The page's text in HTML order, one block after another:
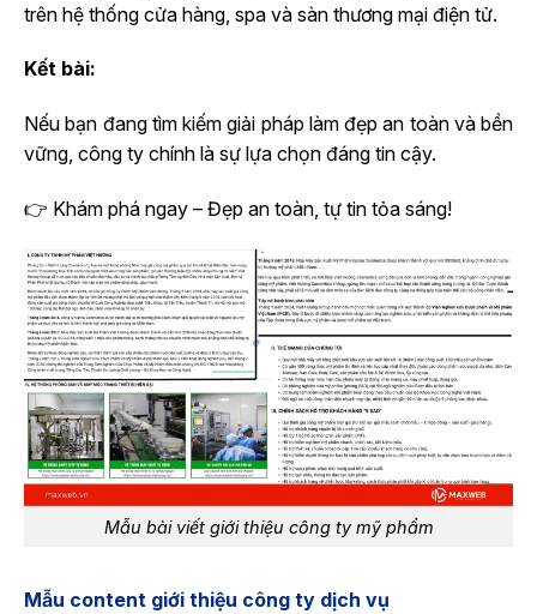
trên hệ thống cửa hàng, spa và sàn thương mại điện tử.
Kết bài:
Nếu bạn đang tìm kiếm giải pháp làm đẹp an toàn và bền
vững, công ty chính là sự lựa chọn đáng tin cậy.
👉 Khám phá ngay – Đẹp an toàn, tự tin tỏa sáng!
Mẫu bài viết giới thiệu công ty mỹ phẩm
Mẫu content giới thiệu công ty dịch vụ